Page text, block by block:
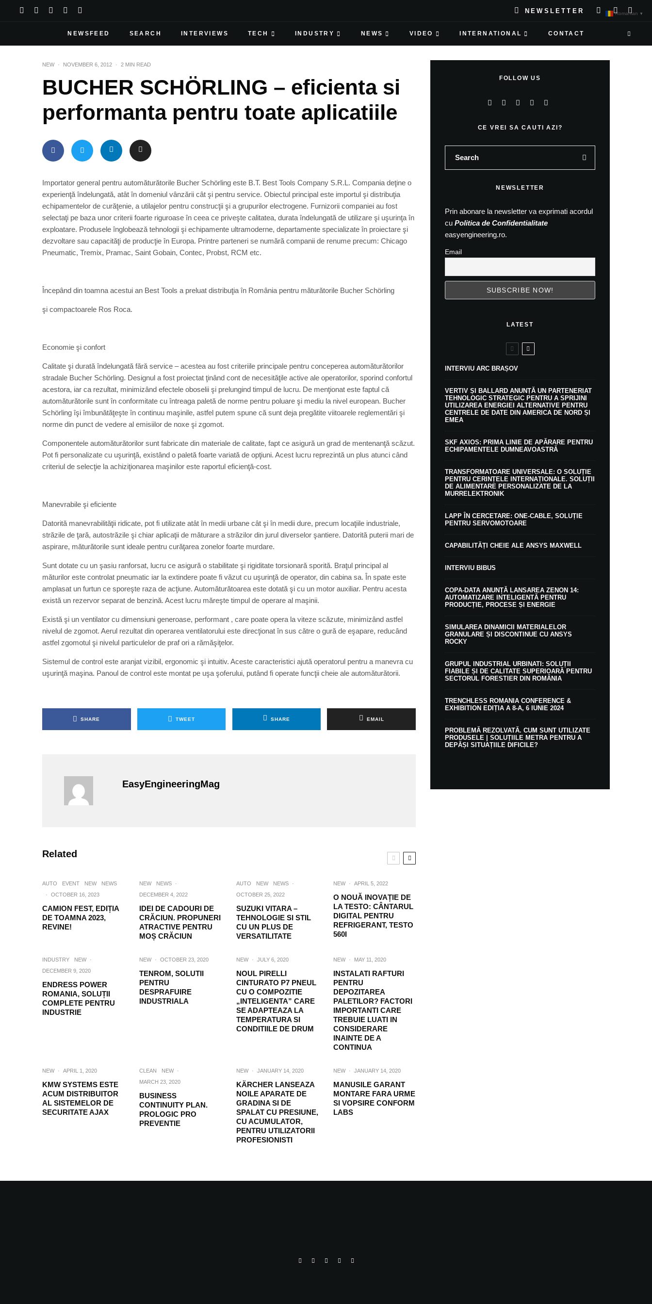
NEWSLETTER
NEWSFEED SEARCH INTERVIEWS TECH INDUSTRY NEWS VIDEO INTERNATIONAL CONTACT
NEW · NOVEMBER 6, 2012 · 2 MIN READ
BUCHER SCHÖRLING – eficienta si
performanta pentru toate aplicatiile
Importator general pentru automăturătorile Bucher Schörling este B.T. Best Tools Company S.R.L. Compania deţine o
experienţă îndelungată, atât în domeniul vânzării cât şi pentru service. Obiectul principal este importul şi distribuţia
echipamentelor de curăţenie, a utilajelor pentru construcţii şi a grupurilor electrogene. Furnizorii companiei au fost
selectaţi pe baza unor criterii foarte riguroase în ceea ce priveşte calitatea, durata îndelungată de utilizare şi uşurinţa în
exploatare. Produsele înglobează tehnologii şi echipamente ultramoderne, departamente specializate în proiectare şi
dezvoltare sau capacităţi de producţie în Europa. Printre parteneri se numără companii de renume precum: Chicago
Pneumatic, Tremix, Pramac, Saint Gobain, Contec, Probst, RCM etc.
Începând din toamna acestui an Best Tools a preluat distribuţia în România pentru măturătorile Bucher Schörling
şi compactoarele Ros Roca.
Economie şi confort
Calitate şi durată îndelungată fără service – acestea au fost criteriile principale pentru conceperea automăturătorilor
stradale Bucher Schörling. Designul a fost proiectat ţinând cont de necesităţile active ale operatorilor, sporind confortul
acestora, iar ca rezultat, minimizând efectele oboselii şi prelungind timpul de lucru. De menţionat este faptul că
automăturătorile sunt în conformitate cu întreaga paletă de norme pentru poluare şi mediu la nivel european. Bucher
Schörling îşi îmbunătăţeşte în continuu maşinile, astfel putem spune că sunt deja pregătite viitoarele reglementări şi
norme din punct de vedere al emisiilor de noxe şi zgomot.
Componentele automăturătorilor sunt fabricate din materiale de calitate, fapt ce asigură un grad de mentenanţă scăzut.
Pot fi personalizate cu uşurinţă, existând o paletă foarte variată de opţiuni. Acest lucru reprezintă un plus atunci când
criteriul de selecţie la achiziţionarea maşinilor este raportul eficienţă-cost.
Manevrabile şi eficiente
Datorită manevrabilităţii ridicate, pot fi utilizate atât în medii urbane cât şi în medii dure, precum locaţiile industriale,
străzile de ţară, autostrăzile şi chiar aplicaţii de măturare a străzilor din jurul diverselor şantiere. Datorită puterii mari de
aspirare, măturătorile sunt ideale pentru curăţarea zonelor foarte murdare.
Sunt dotate cu un şasiu ranforsat, lucru ce asigură o stabilitate şi rigiditate torsionară sporită. Braţul principal al
măturilor este controlat pneumatic iar la extindere poate fi văzut cu uşurinţă de operator, din cabina sa. În spate este
amplasat un furtun ce sporeşte raza de acţiune. Automăturătoarea este dotată şi cu un motor auxiliar. Pentru acesta
există un rezervor separat de benzină. Acest lucru măreşte timpul de operare al maşinii.
Există şi un ventilator cu dimensiuni generoase, performant , care poate opera la viteze scăzute, minimizând astfel
nivelul de zgomot. Aerul rezultat din operarea ventilatorului este direcţionat în sus către o gură de eşapare, reducând
astfel zgomotul şi nivelul particulelor de praf ori a rămăşiţelor.
Sistemul de control este aranjat vizibil, ergonomic şi intuitiv. Aceste caracteristici ajută operatorul pentru a manevra cu
uşurinţă maşina. Panoul de control este montat pe uşa şoferului, putând fi operate funcţii cheie ale automăturătorii.
SHARE TWEET SHARE EMAIL
EasyEngineeringMag
Related
AUTO EVENT NEW
NEWS
·
OCTOBER 16, 2023
CAMION FEST, EDIȚIA
DE TOAMNA 2023,
REVINE!
NEW NEWS
·
DECEMBER 4, 2022
IDEI DE CADOURI DE
CRĂCIUN. PROPUNERI
ATRACTIVE PENTRU
MOȘ CRĂCIUN
AUTO NEW NEWS
·
OCTOBER 25, 2022
SUZUKI VITARA –
TEHNOLOGIE SI STIL
CU UN PLUS DE
VERSATILITATE
NEW · APRIL 5, 2022
O NOUĂ INOVAȚIE DE
LA TESTO: CÂNTARUL
DIGITAL PENTRU
REFRIGERANT, TESTO
560I
INDUSTRY NEW
·
DECEMBER 9, 2020
ENDRESS POWER
ROMANIA, SOLUȚII
COMPLETE PENTRU
INDUSTRIE
NEW · OCTOBER 23, 2020
TENROM, SOLUTII
PENTRU
DESPRAFUIRE
INDUSTRIALA
NEW · JULY 6, 2020
NOUL PIRELLI
CINTURATO P7 PNEUL
CU O COMPOZITIE
„INTELIGENTA” CARE
SE ADAPTEAZA LA
TEMPERATURA SI
CONDITIILE DE DRUM
NEW · MAY 11, 2020
INSTALATI RAFTURI
PENTRU
DEPOZITAREA
PALETILOR? FACTORI
IMPORTANTI CARE
TREBUIE LUATI IN
CONSIDERARE
INAINTE DE A
CONTINUA
NEW · APRIL 1, 2020
KMW SYSTEMS ESTE
ACUM DISTRIBUITOR
AL SISTEMELOR DE
SECURITATE AJAX
CLEAN NEW
·
MARCH 23, 2020
BUSINESS
CONTINUITY PLAN.
PROLOGIC PRO
PREVENTIE
NEW · JANUARY 14, 2020
KÄRCHER LANSEAZA
NOILE APARATE DE
GRADINA SI DE
SPALAT CU PRESIUNE,
CU ACUMULATOR,
PENTRU UTILIZATORII
PROFESIONISTI
NEW · JANUARY 14, 2020
MANUSILE GARANT
MONTARE FARA URME
SI VOPSIRE CONFORM
LABS
FOLLOW US
CE VREI SA CAUTI AZI?
NEWSLETTER
Prin abonare la newsletter va exprimati acordul
cu Politica de Confidentialitate
easyengineering.ro.
Email
LATEST
INTERVIU ARC BRAȘOV
VERTIV ȘI BALLARD ANUNȚĂ UN PARTENERIAT
TEHNOLOGIC STRATEGIC PENTRU A SPRIJINI
UTILIZAREA ENERGIEI ALTERNATIVE PENTRU
CENTRELE DE DATE DIN AMERICA DE NORD ȘI
EMEA
SKF AXIOS: PRIMA LINIE DE APĂRARE PENTRU
ECHIPAMENTELE DUMNEAVOASTRĂ
TRANSFORMATOARE UNIVERSALE: O SOLUȚIE
PENTRU CERINȚELE INTERNAȚIONALE. SOLUȚII
DE ALIMENTARE PERSONALIZATE DE LA
MURRELEKTRONIK
LAPP ÎN CERCETARE: ONE-CABLE, SOLUȚIE
PENTRU SERVOMOTOARE
CAPABILITĂȚI CHEIE ALE ANSYS MAXWELL
INTERVIU BIBUS
COPA-DATA ANUNȚĂ LANSAREA ZENON 14:
AUTOMATIZARE INTELIGENTĂ PENTRU
PRODUCȚIE, PROCESE ȘI ENERGIE
SIMULAREA DINAMICII MATERIALELOR
GRANULARE ȘI DISCONTINUE CU ANSYS
ROCKY
GRUPUL INDUSTRIAL URBINATI: SOLUȚII
FIABILE ȘI DE CALITATE SUPERIOARĂ PENTRU
SECTORUL FORESTIER DIN ROMÂNIA
TRENCHLESS ROMANIA CONFERENCE &
EXHIBITION EDIȚIA A 8-A, 6 IUNIE 2024
PROBLEMĂ REZOLVATĂ. CUM SUNT UTILIZATE
PRODUSELE | SOLUȚIILE METRA PENTRU A
DEPĂȘI SITUAȚIILE DIFICILE?
Romanian ▼